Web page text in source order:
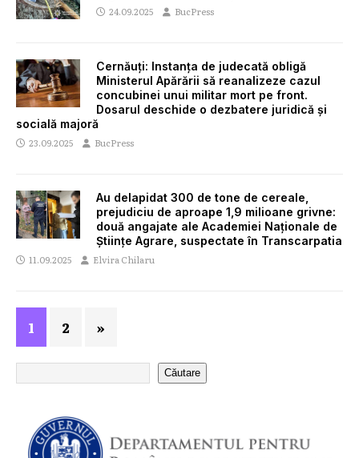
24.09.2025 BucPress
Cernăuți: Instanța de judecată obligă
Ministerul Apărării să reanalizeze cazul
concubinei unui militar mort pe front.
Dosarul deschide o dezbatere juridică și
socială majoră
23.09.2025 BucPress
Au delapidat 300 de tone de cereale,
prejudiciu de aproape 1,9 milioane grivne:
două angajate ale Academiei Naționale de
Științe Agrare, suspectate în Transcarpatia
11.09.2025 Elvira Chilaru
1 2 »
Căutare